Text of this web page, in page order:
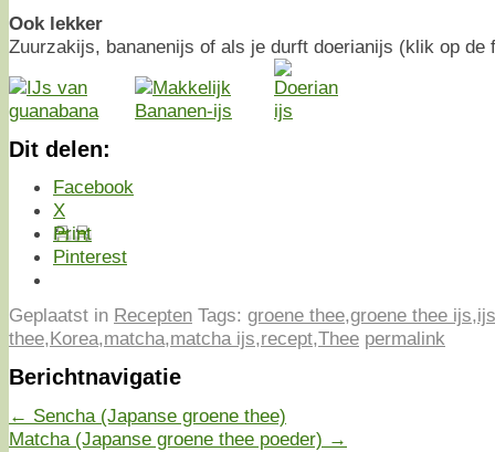
Ook lekker
Zuurzakijs, bananenijs of als je durft doerianijs (klik op de
Dit delen:
Facebook
X
Print
Pinterest
Geplaatst in Recepten Tags: groene thee,groene thee ijs,
thee,Korea,matcha,matcha ijs,recept,Thee permalink
Berichtnavigatie
← Sencha (Japanse groene thee)
Matcha (Japanse groene thee poeder) →